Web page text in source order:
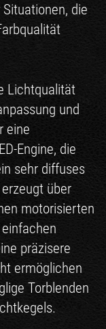
die
Lichtqualität
und
eine
Engine, die
sehr diffuses
über
motorisierten
präzisere
ermöglichen
Torblenden